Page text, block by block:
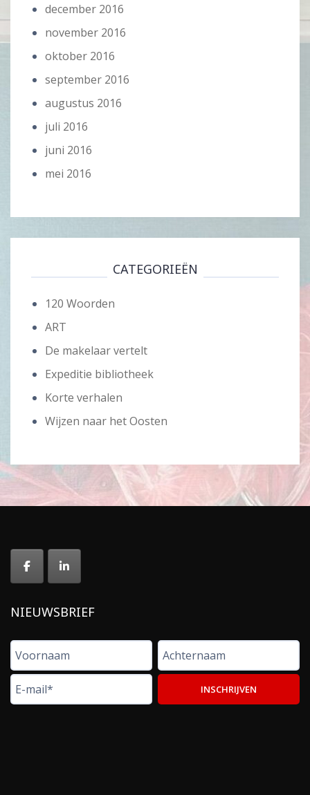
december 2016
november 2016
oktober 2016
september 2016
augustus 2016
juli 2016
juni 2016
mei 2016
CATEGORIEËN
120 Woorden
ART
De makelaar vertelt
Expeditie bibliotheek
Korte verhalen
Wijzen naar het Oosten
NIEUWSBRIEF